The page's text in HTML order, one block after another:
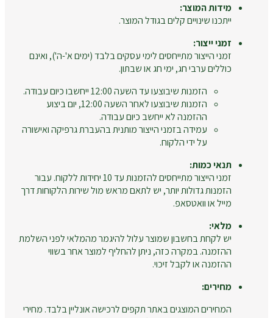
מידות המוצר:
ייתכנו שינויים קלים בגודל המוצר.
זמני ייצור:
זמני הייצור מתייחסים לימי עסקים בלבד (ימים א'-ה'), ואינם
כוללים ערבי חג, ימי חג או שבתון.
הזמנות שיבוצעו עד השעה 12:00 ייחשבו כיום עבודה.
הזמנות שיבוצעו לאחר השעה 12:00, יום ביצוע
ההזמנה לא ייחשב כיום עבודה.
עמידה בזמני הייצור מותנית בהעברת גרפיקה ואישורה
על ידי הלקוח.
תנאי כמות:
זמני הייצור מתייחסים להזמנות עד 10 יחידות ללקוח. עבור
הזמנות גדולות יותר, יש לתאם מראש מול שירות הלקוחות דרך
מייל או וואטסאפ.
מלאי:
יש לקחת בחשבון שמוצר עלול להיגמר מהמלאי לפני השלמת
ההזמנה. במקרה כזה, ניתן להחליף למוצר אחר בשווי
ההזמנה או לקבל זיכוי.
מחירים:
המחירים המוצגים באתר תקפים לרכישה אונליין בלבד. מחירי